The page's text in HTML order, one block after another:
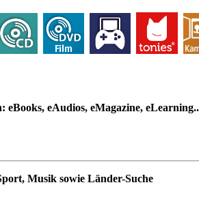
eBooks, eAudios, eMagazine,
Musik sowie Länder-Suche